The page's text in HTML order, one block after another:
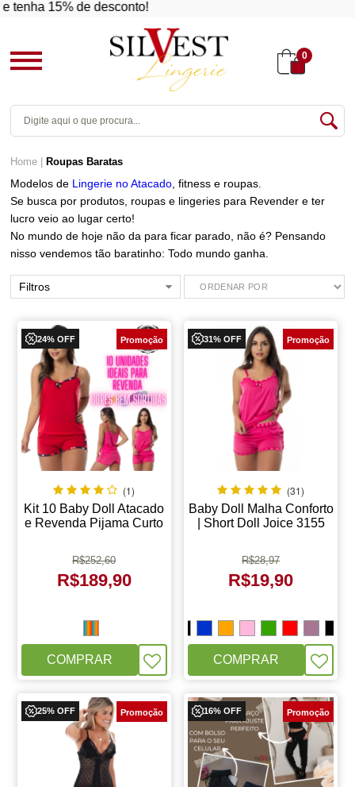
15% de desconto!
0
Home Roupas Baratas
Modelos de Lingerie no Atacado , fitness e roupas.
Se busca por produtos, roupas e lingeries para Revender e ter
lucro veio ao lugar certo!
No mundo de hoje não da para ficar parado, não é? Pensando
nisso vendemos tão baratinho: Todo mundo ganha.
Filtros
24% OFF
(1)
Kit 10 Baby Doll Atacado
e Revenda Pijama Curto
R$252,60
R$189,90
COMPRAR
31% OFF
(31)
Baby Doll Malha Conforto
| Short Doll Joice 3155
R$28,97
R$19,90
COMPRAR
25% OFF 16% OFF